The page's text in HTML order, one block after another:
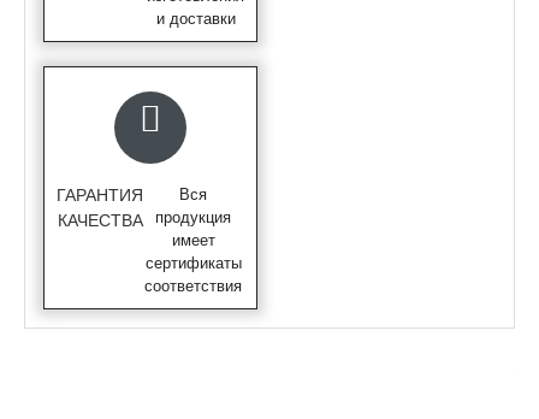
и доставки
ГАРАНТИЯ
КАЧЕСТВА
Вся
продукция
имеет
сертификаты
соответствия